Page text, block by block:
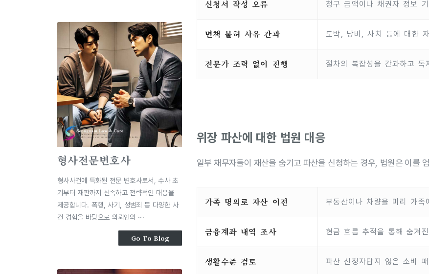
형사전문변호사
형사사건에 특화된 전문 변호사로서, 수사 초
기부터 재판까지 신속하고 전략적인 대응을
제공합니다. 폭행, 사기, 성범죄 등 다양한 사
건 경험을 바탕으로 의뢰인의 ···
Go To Blog
신청서 작성 오류 청구 금액이나 채권자 정보
면책 불허 사유 간과 도박, 낭비, 사치 등에 대한
전문가 조력 없이 진행 절차의 복잡성을 간과하고
위장 파산에 대한 법원 대응
일부 채무자들이 재산을 숨기고 파산을 신청하는 경우, 법원은 이를
가족 명의로 자산 이전 부동산이나 차량을 미리 가
금융계좌 내역 조사 현금 흐름 추적을 통해 숨겨
생활수준 검토 파산 신청자답지 않은 소비